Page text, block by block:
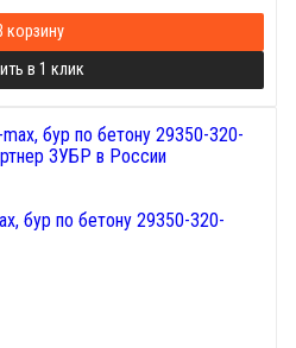
корзину
в 1 клик
бур по бетону 29350-320-